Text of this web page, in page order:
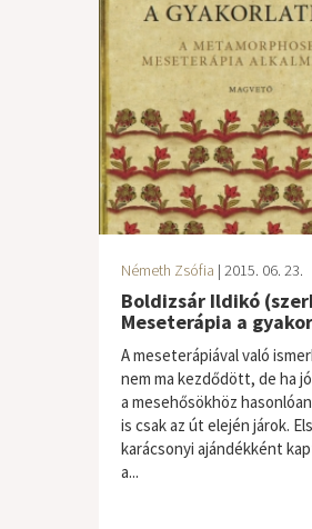
Németh Zsófia | 2015. 06. 23.
Boldizsár Ildikó
Meseterápia a
A meseterápiával való
nem ma kezdődött, de ha
a mesehősökhöz
is csak az út elején járok.
karácsonyi ajándékként
a...